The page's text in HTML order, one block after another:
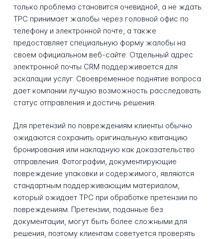
только проблема становится очевидной, а не ждать.
TPC принимает жалобы через головной офис по
телефону и электронной почте, а также
предоставляет специальную форму жалобы на
своем официальном веб-сайте. Отдельный адрес
электронной почты CRM поддерживается для
эскалации услуг. Своевременное поднятие вопроса
дает компании лучшую возможность расследовать
статус отправления и достичь решения.
Для претензий по повреждениям клиенты обычно
ожидаются сохранить оригинальную квитанцию
бронирования или накладную как доказательство
отправления. Фотографии, документирующие
повреждение упаковки и содержимого, являются
стандартным поддерживающим материалом,
который ожидает TPC при обработке претензии по
повреждениям. Претензии, поданные без
документации, могут быть более сложными для
решения, поэтому клиентам советуется проверять